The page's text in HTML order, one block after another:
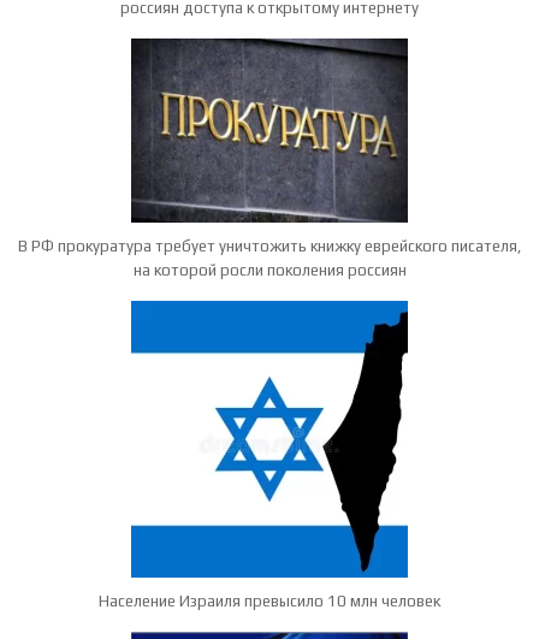
россиян доступа к открытому интернету
В РФ прокуратура требует уничтожить книжку еврейского писателя,
на которой росли поколения россиян
Население Израиля превысило 10 млн человек